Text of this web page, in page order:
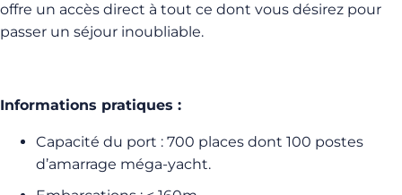
offre un accès direct à tout ce dont vous désirez pour
passer un séjour inoubliable.
Informations pratiques :
Capacité du port : 700 places dont 100 postes
d’amarrage méga-yacht.